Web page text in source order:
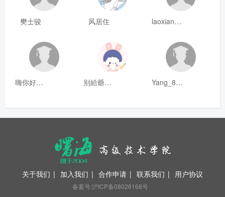
樊士骏 风居住 laoxianrou
嗨你好8mm 别給爺装纯 Yang_811
关于我们 | 加入我们 | 合作申请 | 联系我们 | 用户协议
备案号:沪ICP备08026168号